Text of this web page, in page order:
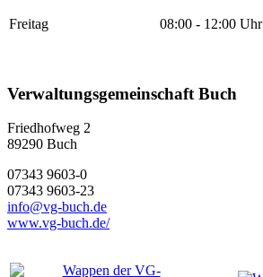
Freitag 08:00 - 12:00 Uhr
Verwaltungsgemeinschaft Buch
Friedhofweg 2
89290 Buch
07343 9603-0
07343 9603-23
info@vg-buch.de
www.vg-buch.de/